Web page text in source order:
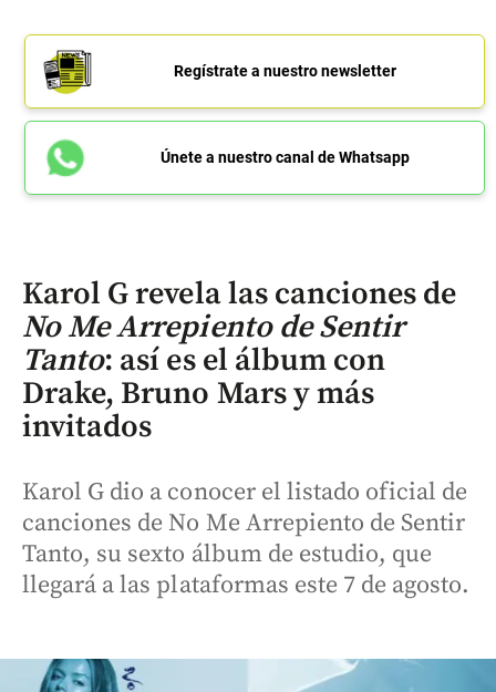
Regístrate a nuestro newsletter
Únete a nuestro canal de Whatsapp
Karol G revela las canciones de
No Me Arrepiento de Sentir
Tanto: así es el álbum con
Drake, Bruno Mars y más
invitados
Karol G dio a conocer el listado oficial de
canciones de No Me Arrepiento de Sentir
Tanto, su sexto álbum de estudio, que
llegará a las plataformas este 7 de agosto.